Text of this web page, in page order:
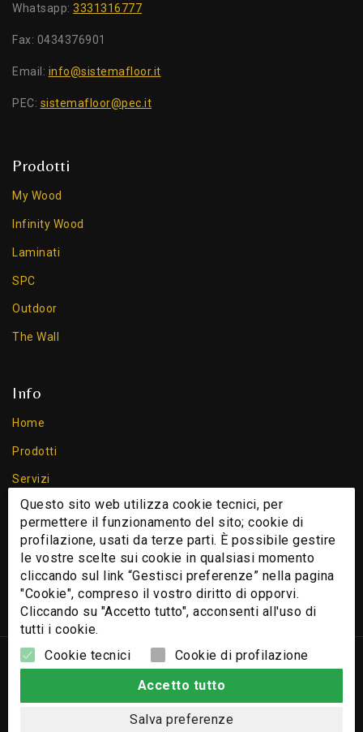
Whatsapp: 3331316777
Fax: 0434376901
Email: info@sistemafloor.it
PEC: sistemafloor@pec.it
Prodotti
My Wood
Infinity Wood
Laminati
SPC
Outdoor
The Wall
Info
Home
Prodotti
Servizi
Chi Siamo
Contatti
Cookie
Privacy Policy
© 2026 - Nomi e immagini di sistemi e prodotti che appaiono
su questo sito sono Copyright e/o Marchi Registrati dei
rispettivi produttori.
Questo sito web utilizza cookie tecnici, per
permettere il funzionamento del sito; cookie di
profilazione, usati da terze parti. È possibile gestire
le vostre scelte sui cookie in qualsiasi momento
cliccando sul link “Gestisci preferenze” nella pagina
"Cookie", compreso il vostro diritto di opporvi.
Cliccando su "Accetto tutto", acconsenti all'uso di
tutti i cookie.
Cookie tecnici
Cookie di profilazione
Accetto tutto
Salva preferenze